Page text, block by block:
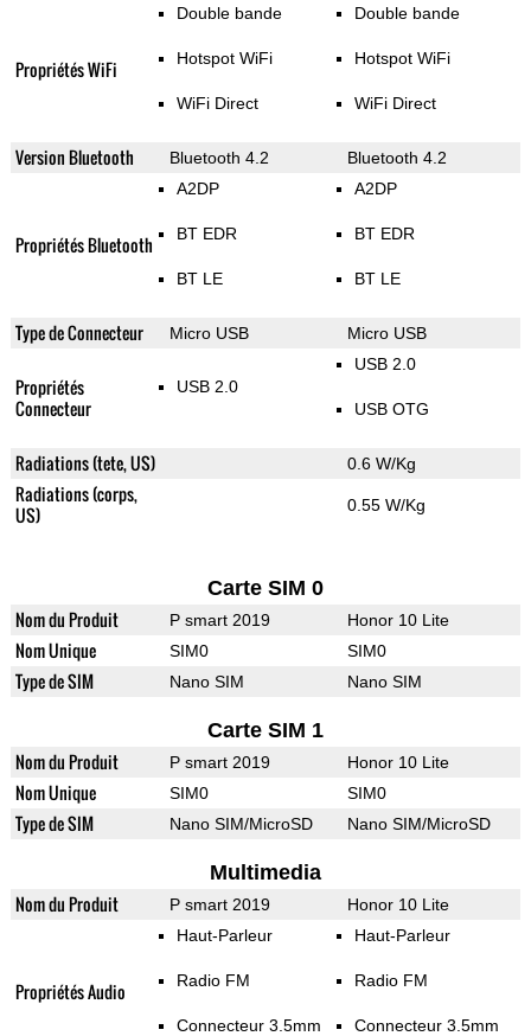
Propriétés WiFi
Double bande
Hotspot WiFi
WiFi Direct
Double bande
Hotspot WiFi
WiFi Direct
Version Bluetooth Bluetooth 4.2 Bluetooth 4.2
Propriétés Bluetooth
A2DP
BT EDR
BT LE
A2DP
BT EDR
BT LE
Type de Connecteur Micro USB Micro USB
Propriétés
Connecteur
USB 2.0
USB 2.0
USB OTG
Radiations (tete, US) 0.6 W/Kg
Radiations (corps,
US)
0.55 W/Kg
Carte SIM 0
Nom du Produit P smart 2019 Honor 10 Lite
Nom Unique SIM0 SIM0
Type de SIM Nano SIM Nano SIM
Carte SIM 1
Nom du Produit P smart 2019 Honor 10 Lite
Nom Unique SIM0 SIM0
Type de SIM Nano SIM/MicroSD Nano SIM/MicroSD
Multimedia
Nom du Produit P smart 2019 Honor 10 Lite
Propriétés Audio
Haut-Parleur
Radio FM
Connecteur 3.5mm
Haut-Parleur
Radio FM
Connecteur 3.5mm